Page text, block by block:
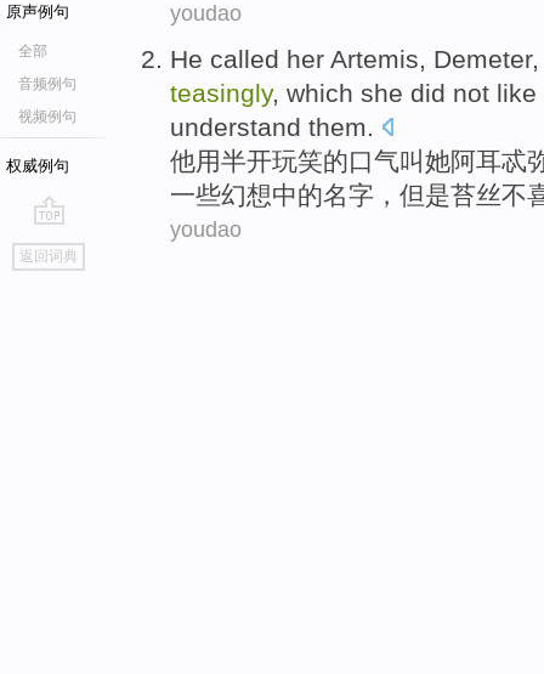
原声例句
全部
音频例句
视频例句
权威例句
go
top
返回词典
youdao
He called her Artemis, Demeter
teasingly, which she did not like
understand them.
他用半开玩笑的口气叫她阿耳忒
一些幻想中的名字 ，但是苔丝不
youdao